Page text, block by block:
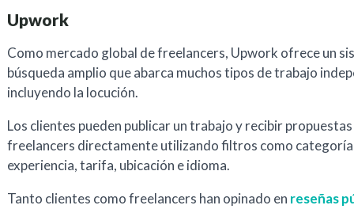
Upwork
Como mercado global de freelancers, Upwork ofrece un
búsqueda amplio que abarca muchos tipos de trabajo
incluyendo la locución.
Los clientes pueden publicar un trabajo y recibir
freelancers directamente utilizando filtros como
experiencia, tarifa, ubicación e idioma.
Tanto clientes como freelancers han opinado en reseñas